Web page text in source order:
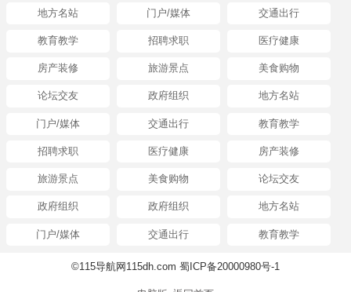
地方名站 门户/媒体 交通出行
教育教学 招聘求职 医疗健康
房产装修 旅游景点 美食购物
论坛交友 政府组织 地方名站
门户/媒体 交通出行 教育教学
招聘求职 医疗健康 房产装修
旅游景点 美食购物 论坛交友
政府组织 政府组织 地方名站
门户/媒体 交通出行 教育教学
©115导航网115dh.com 蜀ICP备20000980号-1